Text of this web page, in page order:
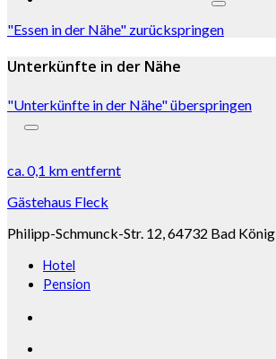
"Essen in der Nähe" zurückspringen
Unterkünfte in der Nähe
"Unterkünfte in der Nähe" überspringen
ca. 0,1 kmentfernt
Gästehaus Fleck
Philipp-Schmunck-Str. 12, 64732 Bad König
Hotel
Pension